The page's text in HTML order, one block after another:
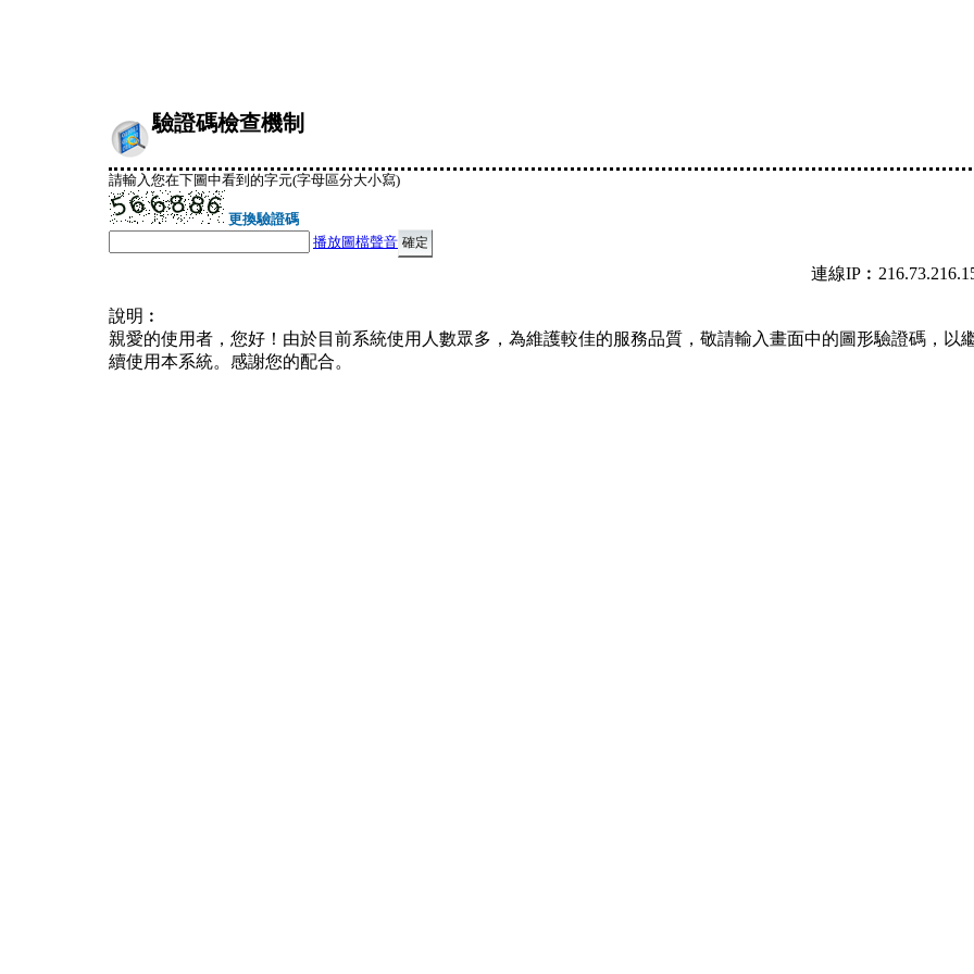
驗證碼檢查機制
請輸入您在下圖中看到的字元(字母區分大小寫)
更換驗證碼
播放圖檔聲音
連線
說明︰
親愛的使用者，您好！由於目前系統使用人數眾多，為維護較佳的服務品質，敬請輸入畫面中的圖形驗證碼，以
續使用本系統。感謝您的配合。